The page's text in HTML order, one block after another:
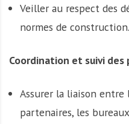
Veiller au respect des
normes de construction.
Coordination et suivi
Assurer la liaison entre
partenaires, les